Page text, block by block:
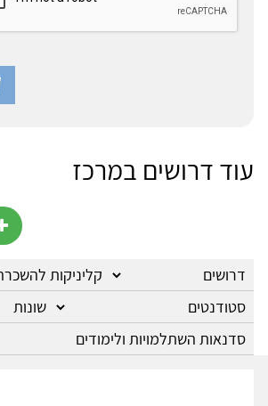
עוד דרושים במרכז